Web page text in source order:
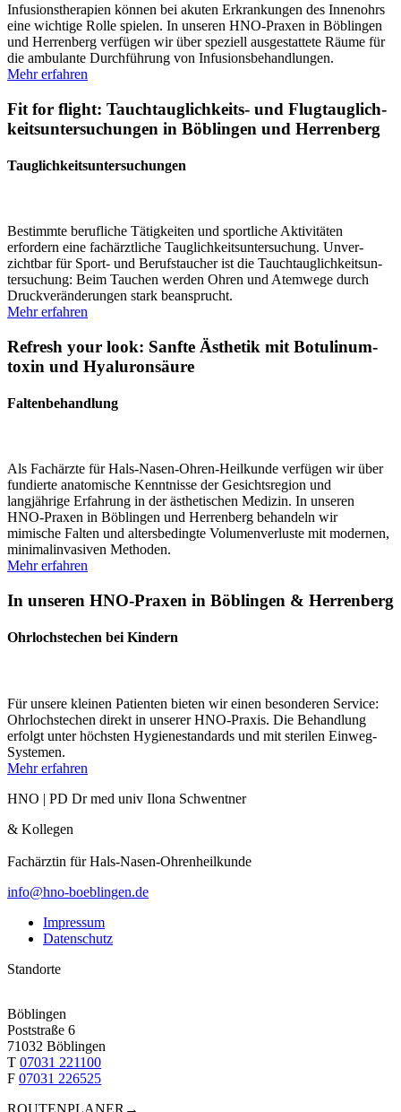
Infusions­therapien können bei akuten Erkran­kungen des Innenohrs
eine wichtige Rolle spielen. In unseren HNO-Praxen in Böblingen
und Herrenberg verfügen wir über speziell ausge­stattete Räume für
die ambulante Durch­führung von Infusi­ons­be­hand­lungen.
Mehr erfahren
Fit for flight: Tauch­­tau­g­­lich­keits- und Flugtaug­lich­
keits­un­ter­su­chungen in Böblingen und Herrenberg
Tauglichkeits­unter­suchungen
Bestimmte beruf­liche Tätig­keiten und sport­liche Aktivi­täten
erfordern eine fachärzt­liche Tauglich­keits­un­ter­su­chung. Unver­
zichtbar für Sport- und Berufs­taucher ist die Tauch­taug­lich­keits­un­
ter­su­chung: Beim Tauchen werden Ohren und Atemwege durch
Druck­ver­än­de­rungen stark beansprucht.
Mehr erfahren
Refresh your look: Sanfte Ästhetik mit Botuli­num­
toxin und Hyalu­ron­säure
Falten­behandlung
Als Fachärzte für Hals-Nasen-Ohren-Heilkunde verfügen wir über
fundierte anato­mische Kennt­nisse der Gesichts­region und
langjährige Erfahrung in der ästhe­ti­schen Medizin. In unseren
HNO-Praxen in Böblingen und Herrenberg behandeln wir
mimische Falten und alters­be­dingte Volumen­ver­luste mit modernen,
minimal­in­va­siven Methoden.
Mehr erfahren
In unseren HNO-Praxen in Böblingen & Herrenberg
Ohrloch­stechen bei Kindern
Für unsere kleinen Patienten bieten wir einen beson­deren Service:
Ohrloch­stechen direkt in unserer HNO-Praxis. Die Behandlung
erfolgt unter höchsten Hygie­ne­stan­dards und mit sterilen Einweg-
Systemen.
Mehr erfahren
HNO | PD Dr med univ Ilona Schwentner
& Kollegen
Fachärztin für Hals-Nasen-Ohren­heil­kunde
info@hno-boeblingen.de
Impressum
Datenschutz
Standorte
Böblingen
Poststraße 6
71032 Böblingen
T 07031 221100
F 07031 226525
ROUTENPLANER